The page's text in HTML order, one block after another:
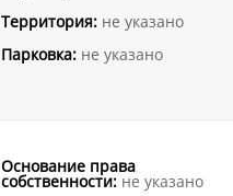
Территория: не указано
Парковка: не указано
Основание права
собственности: не указано